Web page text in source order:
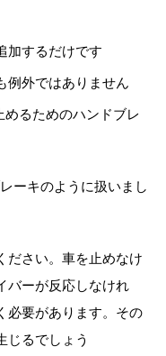
加するだけです
例外ではありません
るためのハンドブレ
ーキのように扱いまし
ださい。車を止めなけ
バーが反応しなけれ
必要があります。その
じるでしょう